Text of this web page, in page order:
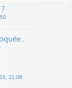
.
21:08